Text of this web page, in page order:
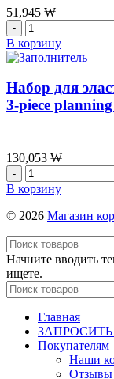
Hui
Miracle
Moisture
Miniature
Kit
51,945 ₩
Количество
товара
[The
Of
Whoo
]
Special
Gift
Kit
3items,
4мл+7мл+4мл
В корзину
Набор для
3-piece planning
130,053 ₩
Количество
товара
Набор
для
кожи
Sulwhasoo
Elastic
3-
piece
planning
set
В корзину
© 2026 Магазин
Начните вводить
ищете.
Главная
ЗАПРОСИТЬ
Покупателям
Наши
Отзывы